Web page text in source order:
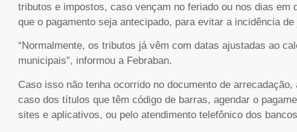
tributos e impostos, caso vençam no feriado ou nos dias em
que o pagamento seja antecipado, para evitar a incidência
“Normalmente, os tributos já vêm com datas ajustadas ao
municipais”, informou a Febraban.
Caso isso não tenha ocorrido no documento de
caso dos títulos que têm código de barras, agendar o
sites e aplicativos, ou pelo atendimento telefônico dos